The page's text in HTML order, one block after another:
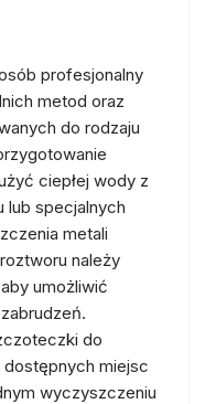
profesjonalny
metod oraz
do rodzaju
ciepłej wody z
lub specjalnych
metali
należy
umożliwić
do
miejsc
wyczyszczeniu